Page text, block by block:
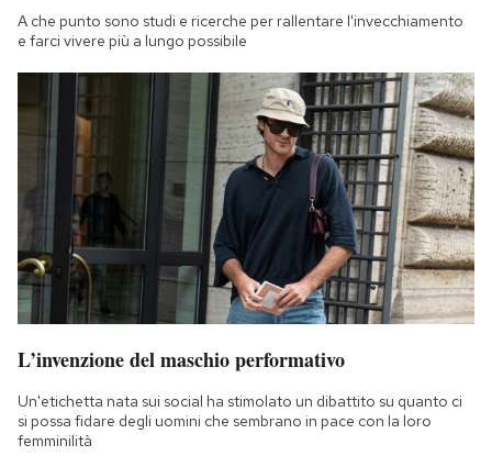
A che punto sono studi e ricerche per rallentare l'invecchiamento
e farci vivere più a lungo possibile
L’invenzione del maschio performativo
Un'etichetta nata sui social ha stimolato un dibattito su quanto ci
si possa fidare degli uomini che sembrano in pace con la loro
femminilità